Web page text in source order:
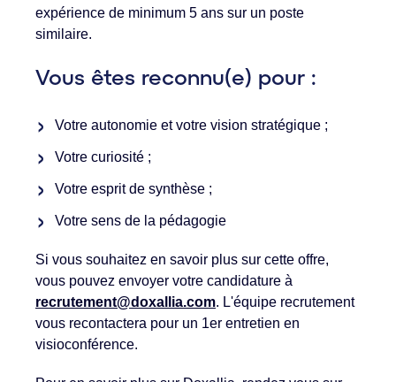
expérience de minimum 5 ans sur un poste
similaire.
Vous êtes reconnu(e) pour :
Votre autonomie et votre vision stratégique ;
Votre curiosité ;
Votre esprit de synthèse ;
Votre sens de la pédagogie
Si vous souhaitez en savoir plus sur cette offre,
vous pouvez envoyer votre candidature à
recrutement@doxallia.com. L'équipe recrutement
vous recontactera pour un 1er entretien en
visioconférence.